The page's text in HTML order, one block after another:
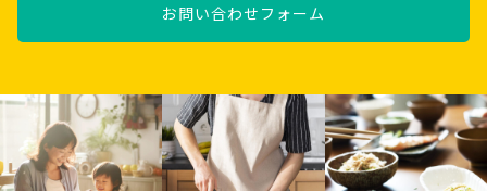
お問い合わせフォーム